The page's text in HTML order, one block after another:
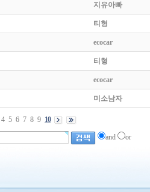
지유아빠
티형
ecocar
티형
ecocar
미소남자
4 5 6 7 8 9 10
and or